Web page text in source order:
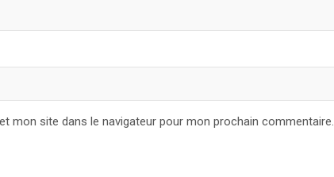
mon site dans le navigateur pour mon prochain commentaire.